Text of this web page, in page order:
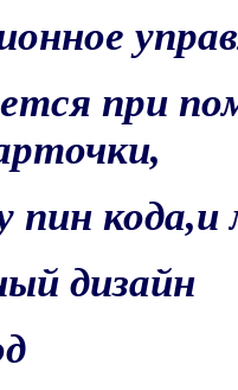
при
кода,и
дизайн